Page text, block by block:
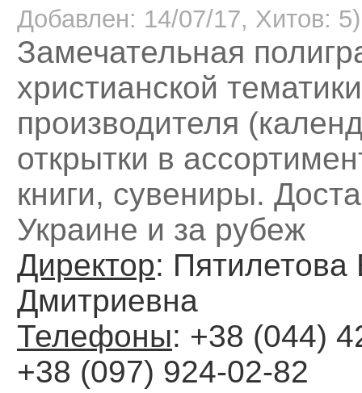
Добавлен: 14/07/17, Хитов: 5)
Замечательная
христианской
производителя
открытки в
книги, сувениры.
Украине и за рубеж
Директор: Пятилетова
Дмитриевна
Телефоны: +38 (044)
+38 (097) 924-02-82